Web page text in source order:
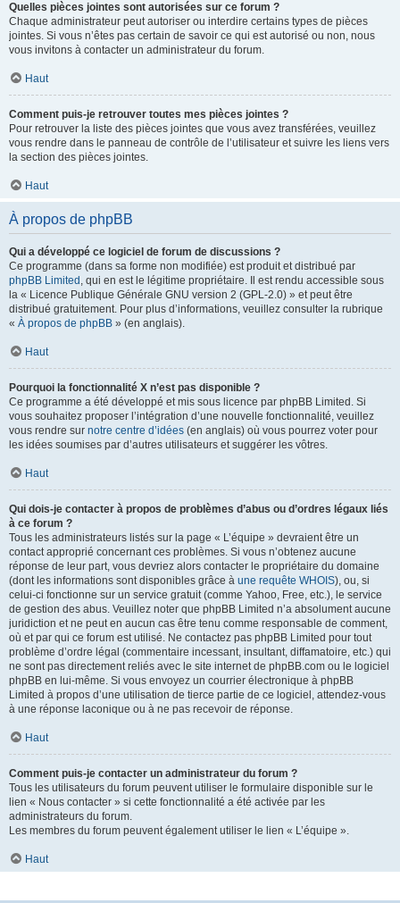
Quelles pièces jointes sont autorisées sur ce forum ?
Chaque administrateur peut autoriser ou interdire certains types de pièces
jointes. Si vous n’êtes pas certain de savoir ce qui est autorisé ou non, nous
vous invitons à contacter un administrateur du forum.
Haut
Comment puis-je retrouver toutes mes pièces jointes ?
Pour retrouver la liste des pièces jointes que vous avez transférées, veuillez
vous rendre dans le panneau de contrôle de l’utilisateur et suivre les liens vers
la section des pièces jointes.
Haut
À propos de phpBB
Qui a développé ce logiciel de forum de discussions ?
Ce programme (dans sa forme non modifiée) est produit et distribué par
phpBB Limited , qui en est le légitime propriétaire. Il est rendu accessible sous
la « Licence Publique Générale GNU version 2 (GPL-2.0) » et peut être
distribué gratuitement. Pour plus d’informations, veuillez consulter la rubrique
« À propos de phpBB » (en anglais).
Haut
Pourquoi la fonctionnalité X n’est pas disponible ?
Ce programme a été développé et mis sous licence par phpBB Limited. Si
vous souhaitez proposer l’intégration d’une nouvelle fonctionnalité, veuillez
vous rendre sur notre centre d’idées (en anglais) où vous pourrez voter pour
les idées soumises par d’autres utilisateurs et suggérer les vôtres.
Haut
Qui dois-je contacter à propos de problèmes d’abus ou d’ordres légaux liés
à ce forum ?
Tous les administrateurs listés sur la page « L’équipe » devraient être un
contact approprié concernant ces problèmes. Si vous n’obtenez aucune
réponse de leur part, vous devriez alors contacter le propriétaire du domaine
(dont les informations sont disponibles grâce à une requête WHOIS), ou, si
celui-ci fonctionne sur un service gratuit (comme Yahoo, Free, etc.), le service
de gestion des abus. Veuillez noter que phpBB Limited n’a absolument aucune
juridiction et ne peut en aucun cas être tenu comme responsable de comment,
où et par qui ce forum est utilisé. Ne contactez pas phpBB Limited pour tout
problème d’ordre légal (commentaire incessant, insultant, diffamatoire, etc.) qui
ne sont pas directement reliés avec le site internet de phpBB.com ou le logiciel
phpBB en lui-même. Si vous envoyez un courrier électronique à phpBB
Limited à propos d’une utilisation de tierce partie de ce logiciel, attendez-vous
à une réponse laconique ou à ne pas recevoir de réponse.
Haut
Comment puis-je contacter un administrateur du forum ?
Tous les utilisateurs du forum peuvent utiliser le formulaire disponible sur le
lien « Nous contacter » si cette fonctionnalité a été activée par les
administrateurs du forum.
Les membres du forum peuvent également utiliser le lien « L’équipe ».
Haut